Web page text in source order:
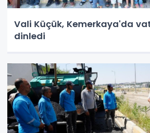
Vali Küçük, Kemerkaya'da
dinledi